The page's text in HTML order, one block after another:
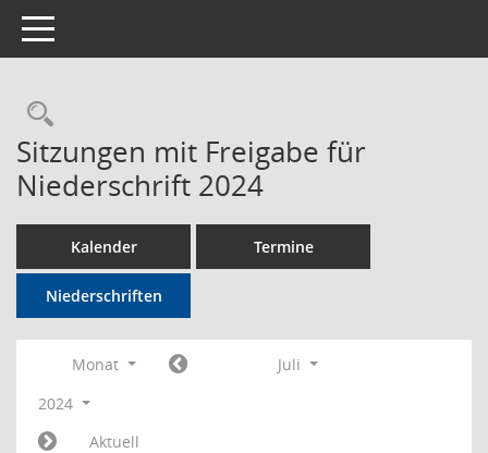
Toggle navigation
Rechercheauswahl
Sitzungen mit Freigabe für
Niederschrift 2024
Kalender Termine
Niederschriften
Monat
Juli
2024
Aktuell